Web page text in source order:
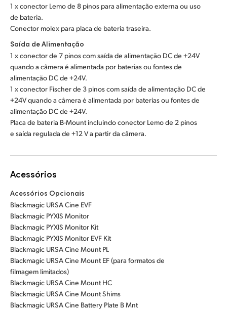
1 x conector Lemo de 8 pinos para alimentação externa ou uso
de bateria.
Conector molex para placa de bateria traseira.
Saída de Alimentação
1 x conector de 7 pinos com saída de alimentação DC de +24V
quando a câmera é alimentada por baterias ou fontes de
alimentação DC de +24V.
1 x conector Fischer de 3 pinos com saída de alimentação DC de
+24V quando a câmera é alimentada por baterias ou fontes de
alimentação DC de +24V.
Placa de bateria B-Mount incluindo conector Lemo de 2 pinos
e saída regulada de +12 V a partir da câmera.
Acessórios
Acessórios Opcionais
Blackmagic URSA Cine EVF
Blackmagic PYXIS Monitor
Blackmagic PYXIS Monitor Kit
Blackmagic PYXIS Monitor EVF Kit
Blackmagic URSA Cine Mount PL
Blackmagic URSA Cine Mount EF (para formatos de
filmagem limitados)
Blackmagic URSA Cine Mount HC
Blackmagic URSA Cine Mount Shims
Blackmagic URSA Cine Battery Plate B Mnt